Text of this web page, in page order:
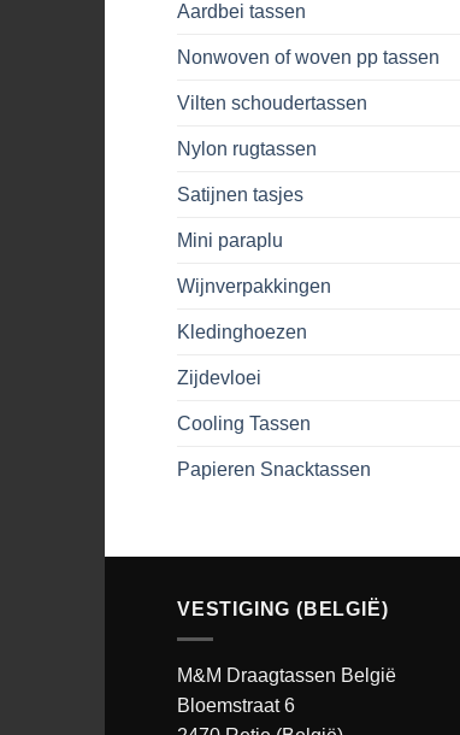
Aardbei tassen
Nonwoven of woven pp tassen
Vilten schoudertassen
Nylon rugtassen
Satijnen tasjes
Mini paraplu
Wijnverpakkingen
Kledinghoezen
Zijdevloei
Cooling Tassen
Papieren Snacktassen
VESTIGING (BELGIË)
M&M Draagtassen België
Bloemstraat 6